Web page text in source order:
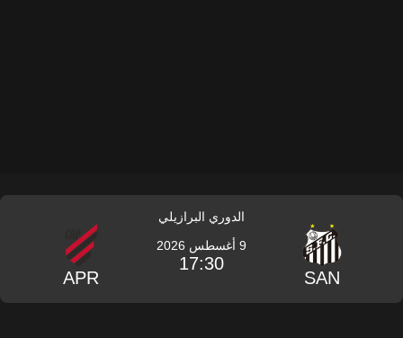
الدوري البرازيلي
SAN
9 أغسطس 2026
17:30
APR